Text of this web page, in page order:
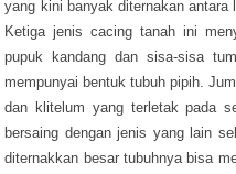
yang kini banyak diternakan
Ketiga jenis cacing tanah ini
pupuk kandang dan sisa-sisa
mempunyai bentuk tubuh pipih.
dan klitelum yang terletak pada
bersaing dengan jenis yang lain
diternakkan besar tubuhnya bisa